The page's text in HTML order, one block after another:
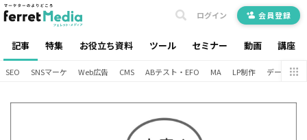
記事 特集 お役立ち資料 ツール セミナー 動画 講座
ログイン 会員登録
SEO SNSマーケ Web広告 CMS ABテスト・EFO MA LP制作 データ分析